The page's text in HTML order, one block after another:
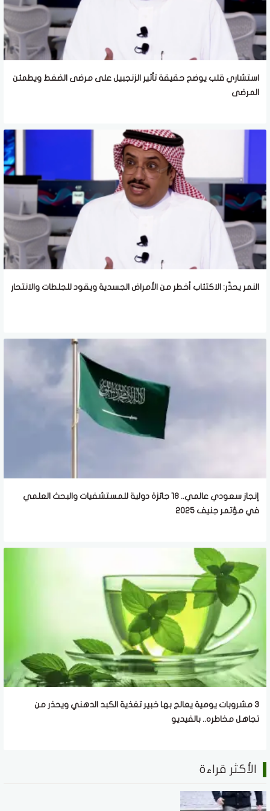
استشاري قلب يوضح حقيقة تأثير الزنجبيل على مرضى الضغط ويطمئن
المرضى
النمر يحذّر: الاكتئاب أخطر من الأمراض الجسدية ويقود للجلطات والانتحار
إنجاز سعودي عالمي.. 18 جائزة دولية للمستشفيات والبحث العلمي
في مؤتمر جنيف 2025
3 مشروبات يومية يعالج بها خبير تغذية الكبد الدهني ويحذر من
تجاهل مخاطره.. بالفيديو
الأكثر قراءة